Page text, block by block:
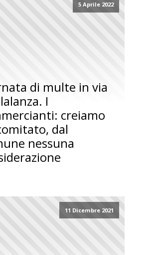
5 Aprile 2022
di multe in via
I
creiamo
dal
nessuna
11 Dicembre 2021